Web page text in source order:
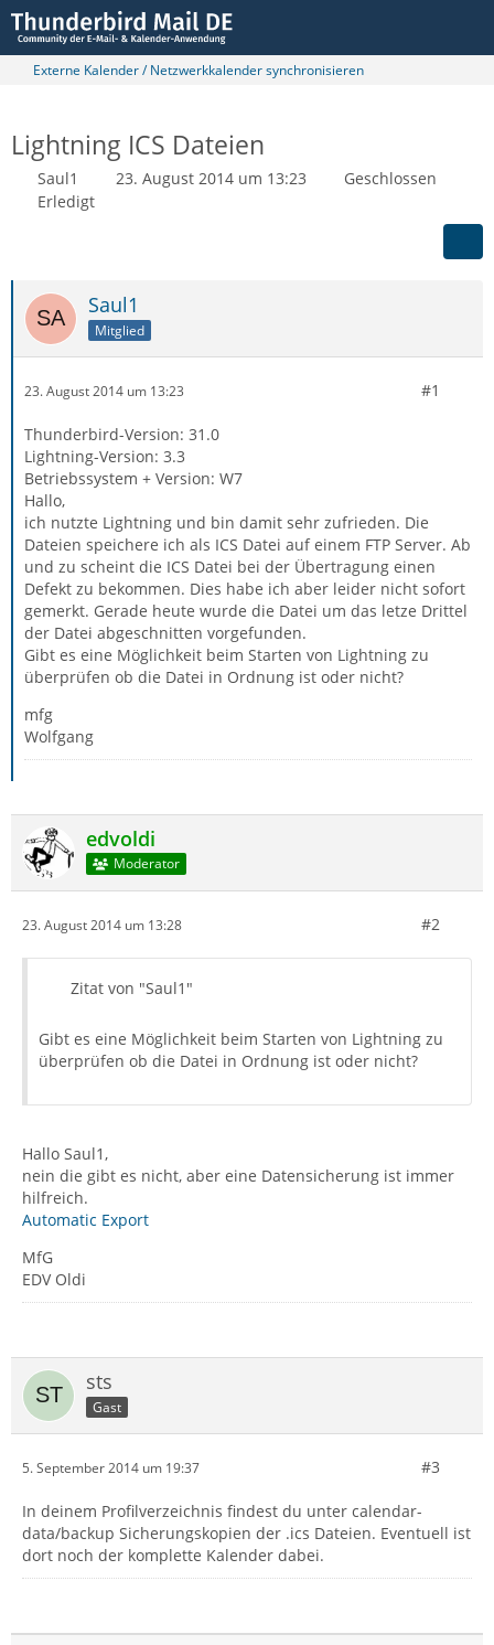
Externe Kalender / Netzwerkkalender synchronisieren
Lightning ICS Dateien
Saul1 23. August 2014 um 13:23
Geschlossen
Erledigt
Saul1
Mitglied
23. August 2014 um 13:23 #1
Thunderbird-Version: 31.0
Lightning-Version: 3.3
Betriebssystem + Version: W7
Hallo,
ich nutzte Lightning und bin damit sehr zufrieden. Die
Dateien speichere ich als ICS Datei auf einem FTP Server. Ab
und zu scheint die ICS Datei bei der Übertragung einen
Defekt zu bekommen. Dies habe ich aber leider nicht sofort
gemerkt. Gerade heute wurde die Datei um das letze Drittel
der Datei abgeschnitten vorgefunden.
Gibt es eine Möglichkeit beim Starten von Lightning zu
überprüfen ob die Datei in Ordnung ist oder nicht?
mfg
Wolfgang
edvoldi
Moderator
23. August 2014 um 13:28 #2
Zitat von "Saul1"
Gibt es eine Möglichkeit beim Starten von Lightning zu
überprüfen ob die Datei in Ordnung ist oder nicht?
Hallo Saul1,
nein die gibt es nicht, aber eine Datensicherung ist immer
hilfreich.
Automatic Export
MfG
EDV Oldi
sts
Gast
5. September 2014 um 19:37 #3
In deinem Profilverzeichnis findest du unter calendar-
data/backup Sicherungskopien der .ics Dateien. Eventuell ist
dort noch der komplette Kalender dabei.